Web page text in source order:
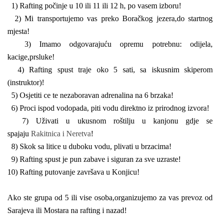
1) Rafting počinje u 10 ili 11 ili 12 h, po vasem izboru!
2) Mi transportujemo vas preko Boračkog jezera,do startnog
mjesta!
3) Imamo odgovarajuću opremu potrebnu: odijela,
kacige,prsluke!
4) Rafting spust traje oko 5 sati, sa iskusnim skiperom
(instruktor)!
5) Osjetiti ce te nezaboravan adrenalina na 6 brzaka!
6) Proci ispod vodopada, piti vodu direktno iz prirodnog izvora!
7) Uživati u ukusnom roštilju u kanjonu gdje se
spajaju Rakitnica i Neretva!
8) Skok sa litice u duboku vodu, plivati u brzacima!
9) Rafting spust je pun zabave i siguran za sve uzraste!
10) Rafting putovanje završava u Konjicu!
Ako ste grupa od 5 ili vise osoba,organizujemo za vas prevoz od
Sarajeva ili Mostara na rafting i nazad!